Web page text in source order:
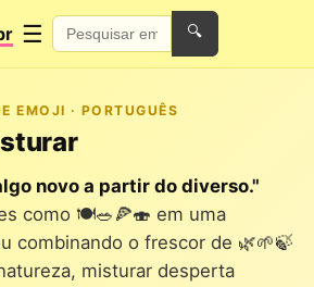
☰ 🔍
EMOJI · PORTUGUÊS
novo a partir do diverso."
como 🍽️🥗🍕🍣 em uma
combinando o frescor de 🌿🌱🍃
misturar desperta